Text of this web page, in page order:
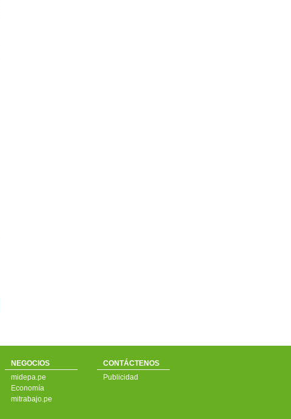
NEGOCIOS
midepa.pe
Economía
mitrabajo.pe
CONTÁCTENOS
Publicidad